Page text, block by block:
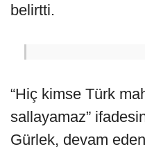
belirtti.
“Hiç kimse Türk
sallayamaz”
Gürlek, devam